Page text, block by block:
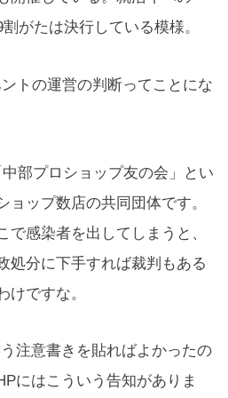
がたは決行している模様。
トの運営の判断ってことにな
部プロショップ友の会」とい
ョップ数店の共同団体です。
で感染者を出してしまうと、
処分に下手すれば裁判もある
けですな。
注意書きを貼ればよかったの
にはこういう告知がありま